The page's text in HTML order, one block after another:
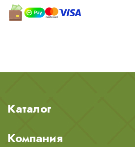
Каталог
Компания